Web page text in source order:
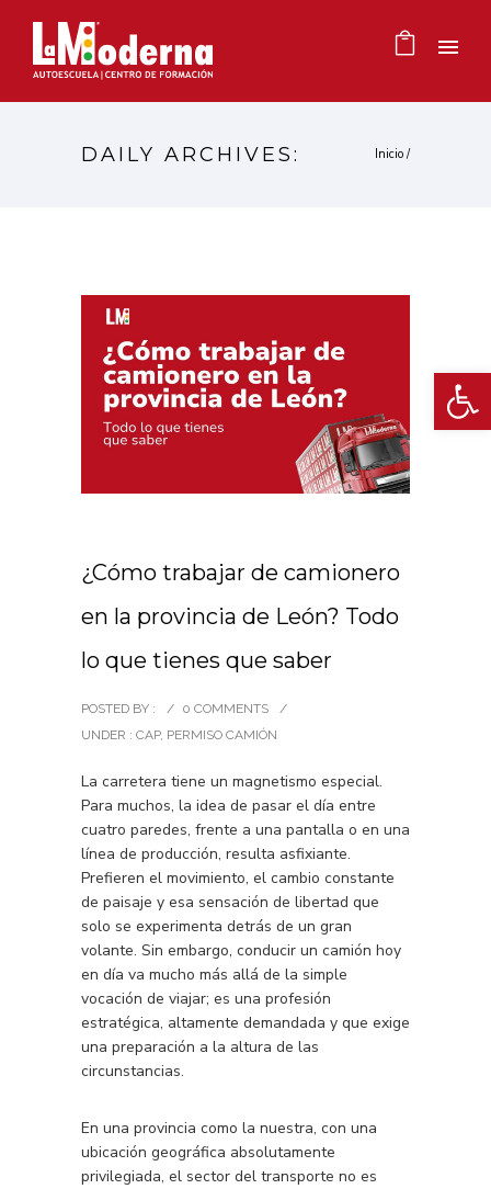
DAILY ARCHIVES: Inicio /
¿Cómo trabajar de camionero
en la provincia de León? Todo
lo que tienes que saber
POSTED BY : / 0 COMMENTS
/
UNDER : CAP, PERMISO CAMIÓN
La carretera tiene un magnetismo especial.
Para muchos, la idea de pasar el día entre
cuatro paredes, frente a una pantalla o en una
línea de producción, resulta asfixiante.
Prefieren el movimiento, el cambio constante
de paisaje y esa sensación de libertad que
solo se experimenta detrás de un gran
volante. Sin embargo, conducir un camión hoy
en día va mucho más allá de la simple
vocación de viajar; es una profesión
estratégica, altamente demandada y que exige
una preparación a la altura de las
circunstancias.
En una provincia como la nuestra, con una
ubicación geográfica absolutamente
privilegiada, el sector del transporte no es